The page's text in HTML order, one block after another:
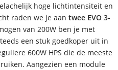
hoge lichtintensiteit en
raden we je aan twee EVO 3-
van 200W ben je met
een stuk goedkoper uit in
600W HPS die de meeste
Aangezien een module